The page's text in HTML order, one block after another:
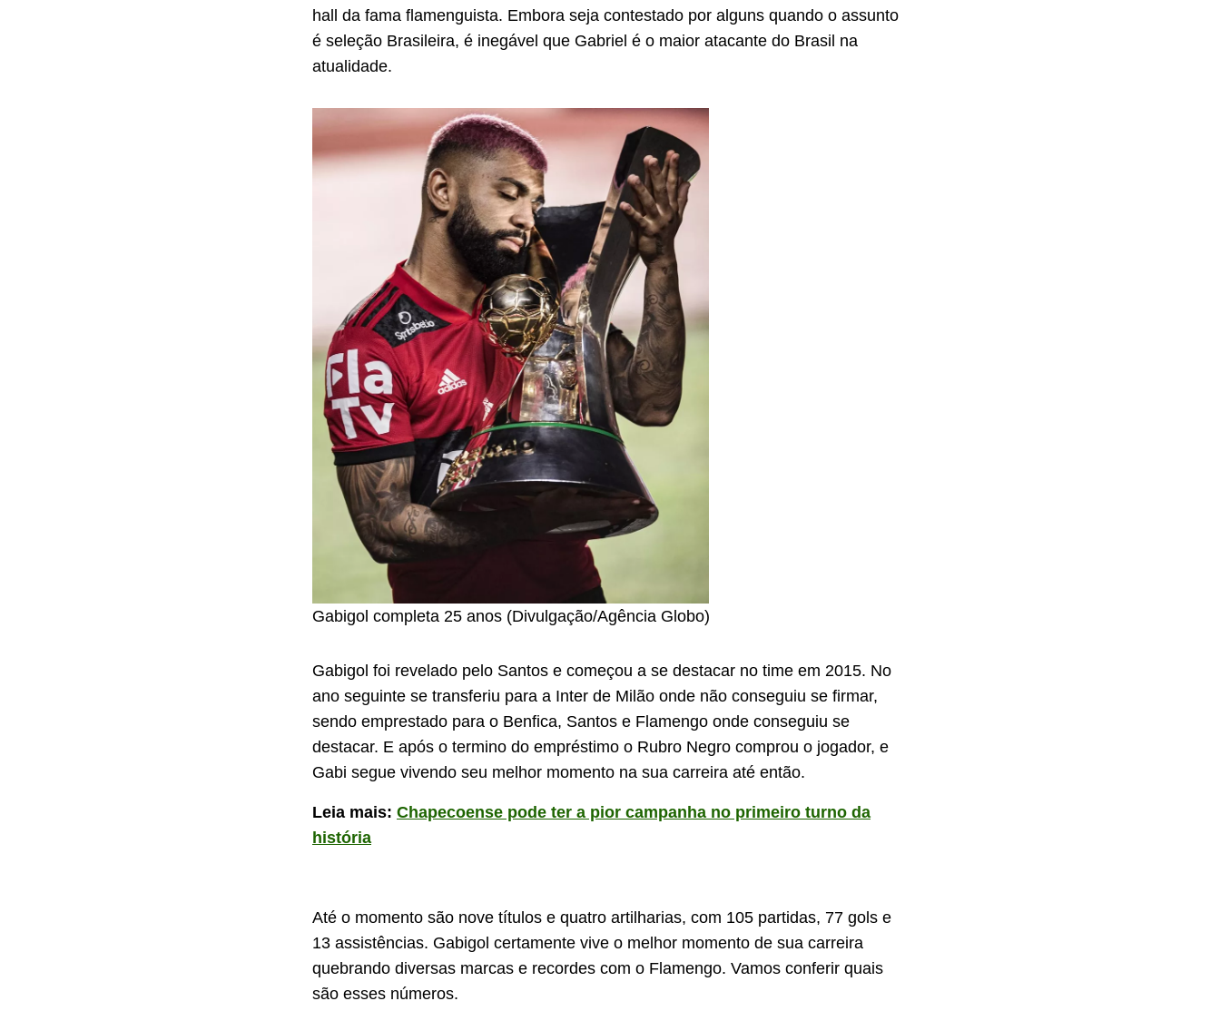
hall da fama flamenguista. Embora seja contestado por alguns quando o assunto
é seleção Brasileira, é inegável que Gabriel é o maior atacante do Brasil na
atualidade.
Gabigol completa 25 anos (Divulgação/Agência Globo)
Gabigol foi revelado pelo Santos e começou a se destacar no time em 2015. No
ano seguinte se transferiu para a Inter de Milão onde não conseguiu se firmar,
sendo emprestado para o Benfica, Santos e Flamengo onde conseguiu se
destacar. E após o termino do empréstimo o Rubro Negro comprou o jogador, e
Gabi segue vivendo seu melhor momento na sua carreira até então.
Leia mais: Chapecoense pode ter a pior campanha no primeiro turno da
história
Até o momento são nove títulos e quatro artilharias, com 105 partidas, 77 gols e
13 assistências. Gabigol certamente vive o melhor momento de sua carreira
quebrando diversas marcas e recordes com o Flamengo. Vamos conferir quais
são esses números.